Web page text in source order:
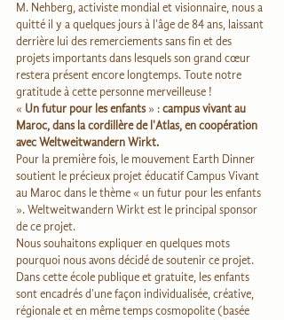
M. Nehberg, activiste mondial et visionnaire, nous a
quitté il y a quelques jours à l'âge de 84 ans, laissant
derrière lui des remerciements sans fin et des
projets importants dans lesquels son grand cœur
restera présent encore longtemps. Toute notre
gratitude à cette personne merveilleuse !
« Un futur pour les enfants » : campus vivant au
Maroc, dans la cordillère de l'Atlas, en coopération
avec Weltweitwandern Wirkt.
Pour la première fois, le mouvement Earth Dinner
soutient le précieux projet éducatif Campus Vivant
au Maroc dans le thème « un futur pour les enfants
». Weltweitwandern Wirkt est le principal sponsor
de ce projet.
Nous souhaitons expliquer en quelques mots
pourquoi nous avons décidé de soutenir ce projet.
Dans cette école publique et gratuite, les enfants
sont encadrés d'une façon individualisée, créative,
régionale et en même temps cosmopolite (basée